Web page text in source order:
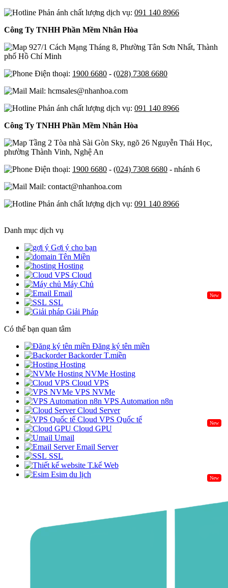
Phản ánh chất lượng dịch vụ: 091 140 8966
Công Ty TNHH Phần Mềm Nhân Hòa
927/1 Cách Mạng Tháng 8, Phường Tân Sơn Nhất, Thành
phố Hồ Chí Minh
Điện thoại: 1900 6680 - (028) 7308 6680
Mail: hcmsales@nhanhoa.com
Phản ánh chất lượng dịch vụ: 091 140 8966
Công Ty TNHH Phần Mềm Nhân Hòa
Tầng 2 Tòa nhà Sài Gòn Sky, ngõ 26 Nguyễn Thái Học,
phường Thành Vinh, Nghệ An
Điện thoại: 1900 6680 - (024) 7308 6680 - nhánh 6
Mail: contact@nhanhoa.com
Phản ánh chất lượng dịch vụ: 091 140 8966
Danh mục dịch vụ
Gợi ý cho bạn
Tên Miền
Hosting
Cloud
Máy Chủ
New
Email
SSL
Giải Pháp
Có thể bạn quan tâm
Đăng ký tên miền
Backorder T.miền
Hosting
NVMe Hosting
Cloud VPS
VPS NVMe
VPS Automation n8n
Cloud Server
Cloud VPS Quốc tế
New
Cloud GPU
Umail
Email Server
SSL
T.kế Web
Esim du lịch
New